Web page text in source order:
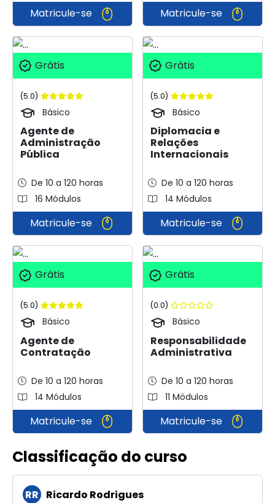
Matricule-se Matricule-se
Grátis
(5.0)
Básico
Agente de
Administração
Pública
De 10 a 120 horas
16 Módulos
Matricule-se
Grátis
(5.0)
Básico
Diplomacia e
Relações
Internacionais
De 10 a 120 horas
14 Módulos
Matricule-se
Grátis
(5.0)
Básico
Agente de
Contratação
De 10 a 120 horas
14 Módulos
Matricule-se
Grátis
(0.0)
Básico
Responsabilidade
Administrativa
De 10 a 120 horas
11 Módulos
Matricule-se
Classificação do curso
RR Ricardo Rodrigues